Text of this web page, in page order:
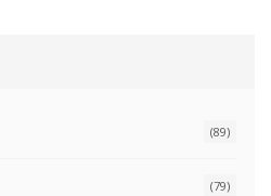
(89)
(79)